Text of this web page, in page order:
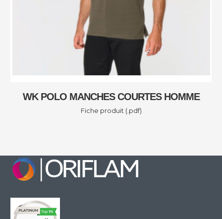
WK POLO MANCHES COURTES HOMME
Fiche produit (.pdf)